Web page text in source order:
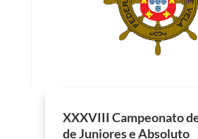
XXXVIII Campeonato
de Juniores e Absoluto